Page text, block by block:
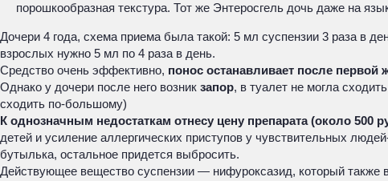
порошкообразная текстура. Тот же Энтеросгель дочь даже на
Дочери 4 года, схема приема была такой: 5 мл суспензии 3 раза в
взрослых нужно 5 мл по 4 раза в день.
Средство очень эффективно, понос останавливает после первой
Однако у дочери после него возник запор, в туалет не могла
сходить по-большому)
К однозначным недостаткам отнесу цену препарата (около 500
детей и усиление аллергических приступов у чувствительных
бутылька, остальное придется выбросить.
Действующее вещество суспензии — нифуроксазид, который также